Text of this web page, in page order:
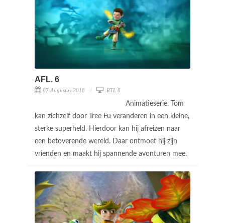
AFL. 6
07 Augustus 2018 RTL 8
Animatieserie. Tom
kan zichzelf door Tree Fu veranderen in een kleine,
sterke superheld. Hierdoor kan hij afreizen naar
een betoverende wereld. Daar ontmoet hij zijn
vrienden en maakt hij spannende avonturen mee.